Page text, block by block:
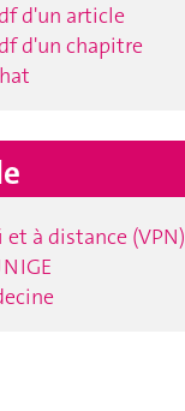
d'un article
d'un chapitre
à distance (VPN)